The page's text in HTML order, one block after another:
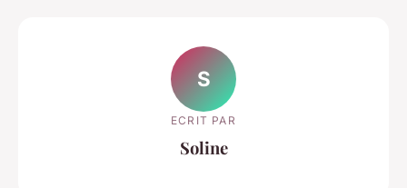
S
ECRIT PAR
Soline